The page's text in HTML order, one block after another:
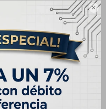

de filtrado o busca en
5 7520U